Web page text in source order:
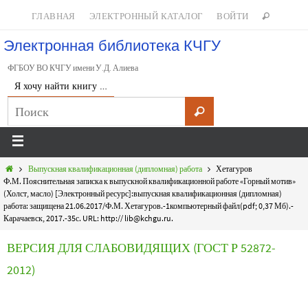
ГЛАВНАЯ ЭЛЕКТРОННЫЙ КАТАЛОГ ВОЙТИ
Электронная библиотека КЧГУ
ФГБОУ ВО КЧГУ имени У.Д. Алиева
Я хочу найти книгу …
Выпускная квалификационная (дипломная) работа
Хетагуров
Ф.М. Пояснительная записка к выпускной квалификационной работе «Горный мотив»
(Холст, масло) [Электронный ресурс]:выпускная квалификационная (дипломная)
работа: защищена 21.06.2017/Ф.М. Хетагуров.-1компьютерный файл(pdf; 0,37 Мб).-
Карачаевск, 2017.-35с. URL: http:// lib@kchgu.ru.
ВЕРСИЯ ДЛЯ СЛАБОВИДЯЩИХ (ГОСТ Р 52872-
2012)